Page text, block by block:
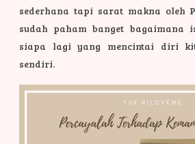
sederhana tapi sarat makna oleh
sudah paham banget bagaimana
siapa lagi yang mencintai diri
sendiri.